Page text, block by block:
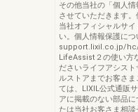
その他当社の「個人
させていただきます。
当社オフィシャルサ
い。個人情報保護に
support.lixil.co.jp/hc/
LifeAssist２の使い方
ださいライフアシス
ルストアまでお客さ
ては、LIXIL公式通販
アに掲載のない部品
たは当社お客さま相